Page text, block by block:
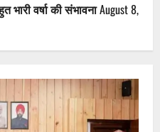
भारी वर्षा की संभावनाAugust 8,